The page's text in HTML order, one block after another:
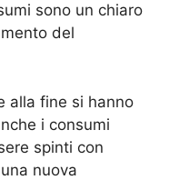
sono un chiaro
del
alla fine si hanno
i consumi
spinti con
nuova